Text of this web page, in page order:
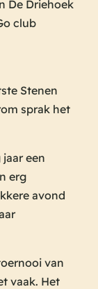
De Driehoek
club
Stenen
sprak het
een
erg
avond
van
vaak. Het